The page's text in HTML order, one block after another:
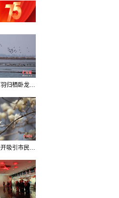
辽宁沈阳：万羽归栖卧龙湖看群鸟齐飞
沈阳玉兰花盛开吸引市民打卡